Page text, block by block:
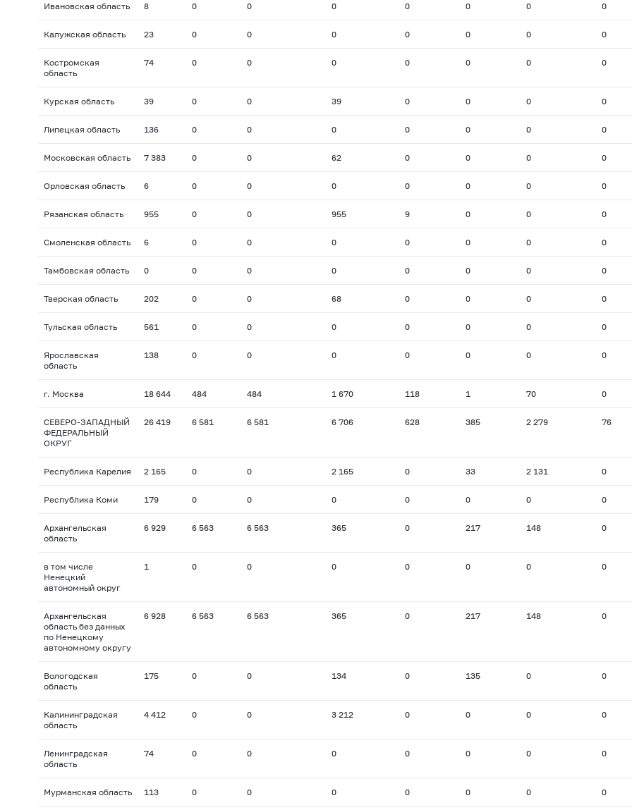
Ивановская область 8 0 0 0 0 0 0 0
Калужская область 23 0 0 0 0 0 0 0
Костромская
область
74 0 0 0 0 0 0 0
Курская область 39 0 0 39 0 0 0 0
Липецкая область 136 0 0 0 0 0 0 0
Московская область 7 383 0 0 62 0 0 0 0
Орловская область 6 0 0 0 0 0 0 0
Рязанская область 955 0 0 955 9 0 0 0
Смоленская область 6 0 0 0 0 0 0 0
Тамбовская область 0 0 0 0 0 0 0 0
Тверская область 202 0 0 68 0 0 0 0
Тульская область 561 0 0 0 0 0 0 0
Ярославская
область
138 0 0 0 0 0 0 0
г. Москва 18 644 484 484 1 670 118 1 70 0
СЕВЕРО-ЗАПАДНЫЙ
ФЕДЕРАЛЬНЫЙ
ОКРУГ
26 419 6 581 6 581 6 706 628 385 2 279 76
Республика Карелия 2 165 0 0 2 165 0 33 2 131 0
Республика Коми 179 0 0 0 0 0 0 0
Архангельская
область
6 929 6 563 6 563 365 0 217 148 0
в том числе
Ненецкий
автономный округ
1 0 0 0 0 0 0 0
Архангельская
область без данных
по Ненецкому
автономному округу
6 928 6 563 6 563 365 0 217 148 0
Вологодская
область
175 0 0 134 0 135 0 0
Калининградская
область
4 412 0 0 3 212 0 0 0 0
Ленинградская
область
74 0 0 0 0 0 0 0
Мурманская область 113 0 0 0 0 0 0 0